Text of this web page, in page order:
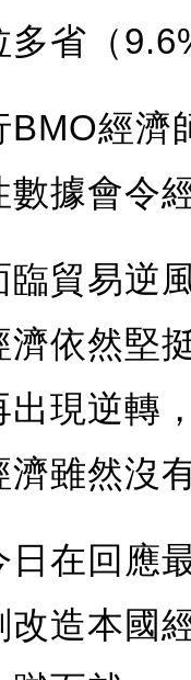
多省（
BMO經濟
數據會令
臨貿易逆
濟依然堅
出現逆轉
濟雖然沒
日在回應
改造本國